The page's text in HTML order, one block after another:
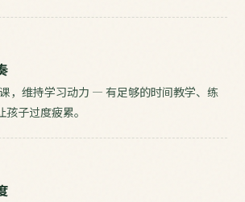
，维持学习动力 — 有足够的时间教学、练
子过度疲累。